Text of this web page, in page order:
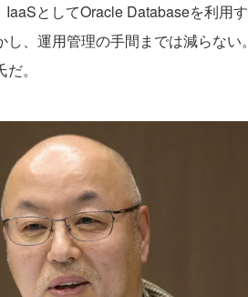
としてOracle Databaseを利用
し、運用管理の手間までは減らない
。